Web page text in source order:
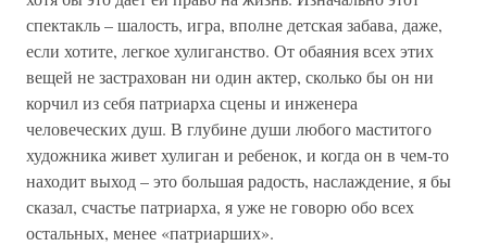
спектакль – шалость, игра, вполне детская забава, даже,
если хотите, легкое хулиганство. От обаяния всех этих
вещей не застрахован ни один актер, сколько бы он ни
корчил из себя патриарха сцены и инженера
человеческих душ. В глубине души любого маститого
художника живет хулиган и ребенок, и когда он в чем-то
находит выход – это большая радость, наслаждение, я бы
сказал, счастье патриарха, я уже не говорю обо всех
остальных, менее «патриарших».